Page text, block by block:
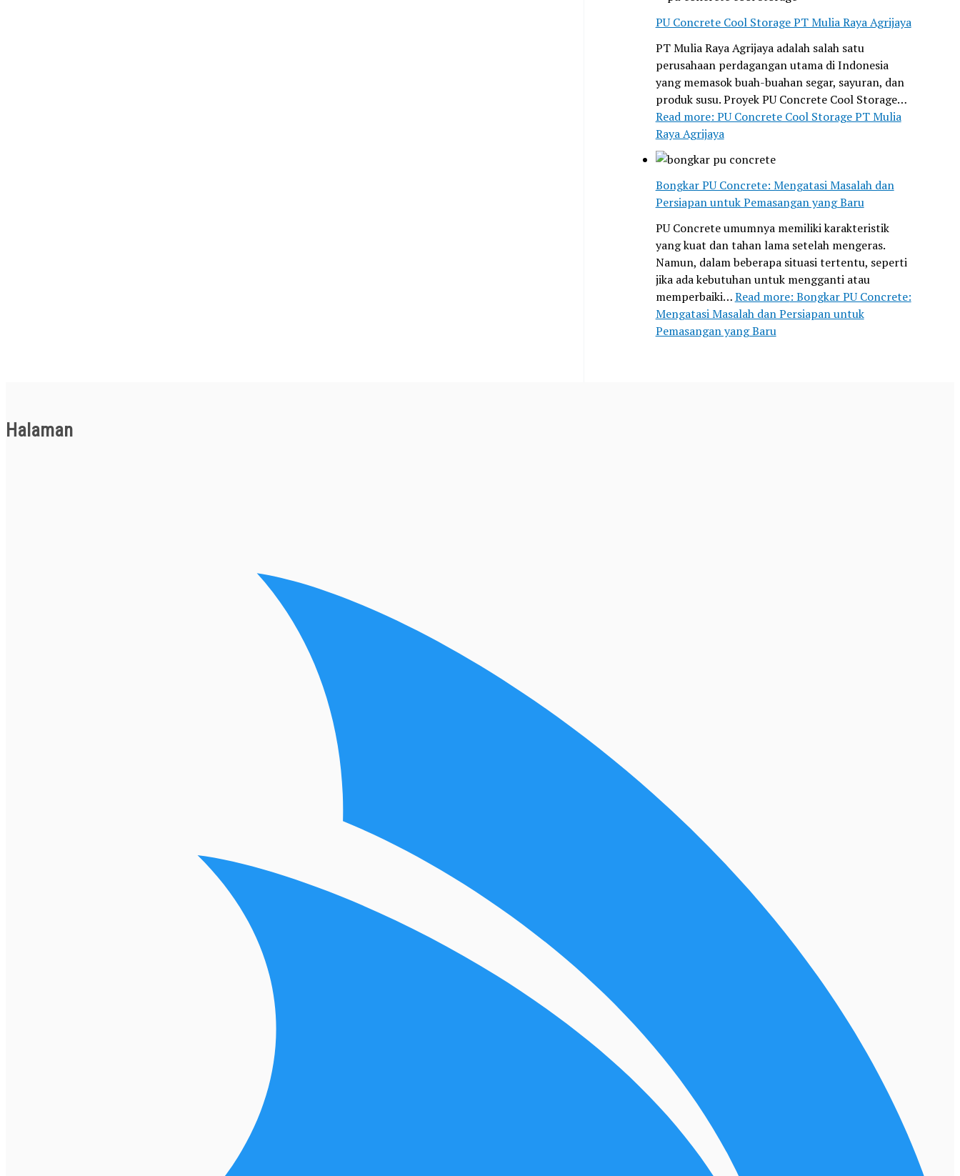
PU Concrete Cool Storage PT Mulia Raya Agrijaya
PT Mulia Raya Agrijaya adalah salah satu
perusahaan perdagangan utama di Indonesia
yang memasok buah-buahan segar, sayuran, dan
produk susu. Proyek PU Concrete Cool Storage…
Read more: PU Concrete Cool Storage PT Mulia
Raya Agrijaya
Bongkar PU Concrete: Mengatasi Masalah dan
Persiapan untuk Pemasangan yang Baru
PU Concrete umumnya memiliki karakteristik
yang kuat dan tahan lama setelah mengeras.
Namun, dalam beberapa situasi tertentu, seperti
jika ada kebutuhan untuk mengganti atau
memperbaiki…Read more: Bongkar PU Concrete:
Mengatasi Masalah dan Persiapan untuk
Pemasangan yang Baru
Halaman